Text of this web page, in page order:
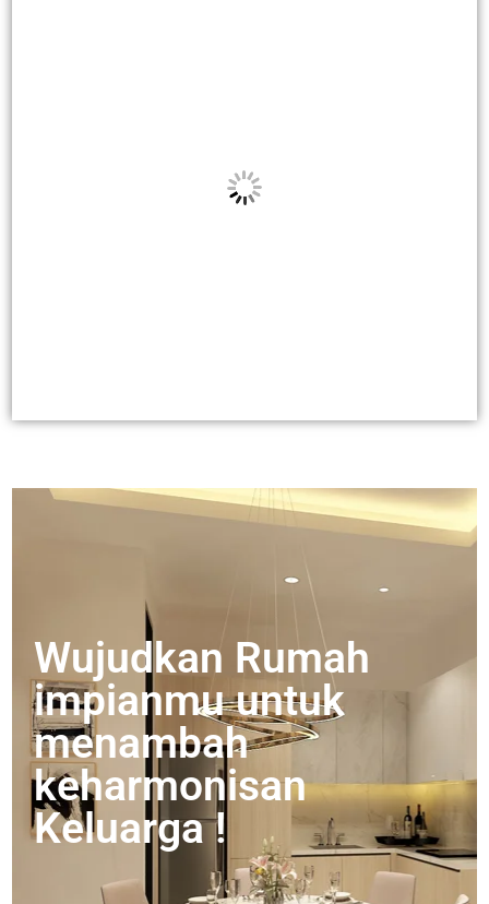
Wujudkan Rumah
impianmu untuk
menambah
keharmonisan
Keluarga !